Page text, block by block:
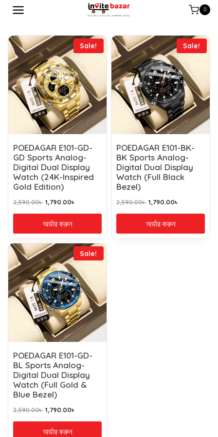
0
Sale!
POEDAGAR E101-GD-
GD Sports Analog-
Digital Dual Display
Watch (24K-Inspired
Gold Edition)
2,590.00৳ 1,790.00৳
অর্ডার করুন
Sale!
POEDAGAR E101-BK-
BK Sports Analog-
Digital Dual Display
Watch (Full Black
Bezel)
2,590.00৳ 1,790.00৳
অর্ডার করুন
Sale!
POEDAGAR E101-GD-
BL Sports Analog-
Digital Dual Display
Watch (Full Gold &
Blue Bezel)
2,590.00৳ 1,790.00৳
অর্ডার করুন